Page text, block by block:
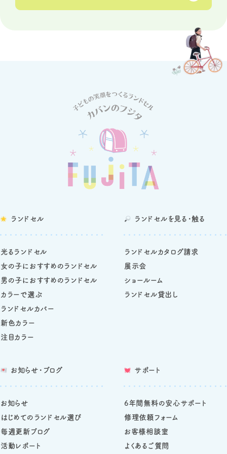
ランドセル
光るランドセル
女の子におすすめのランドセル
男の子におすすめのランドセル
カラーで選ぶ
ランドセルカバー
新色カラー
注目カラー
ランドセルを 見る・触る
ランドセルカタログ請求
展示会
ショールーム
ランドセル貸出し
お知らせ・ブログ
お知らせ
はじめてのランドセル選び
毎週更新ブログ
活動レポート
サポート
6年間無料の安心サポート
修理依頼フォーム
お客様相談室
よくあるご質問